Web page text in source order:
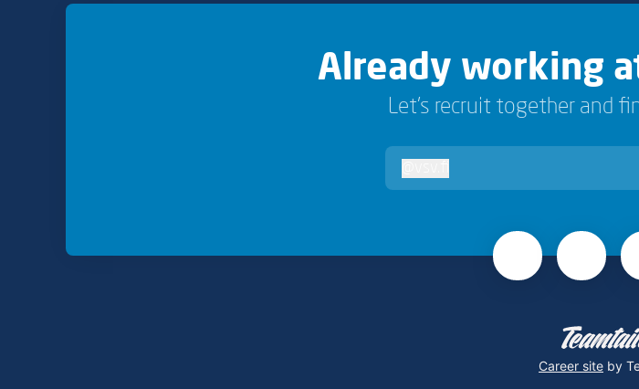
Already working
Let’s recruit together and
vsv.fi
Career site by